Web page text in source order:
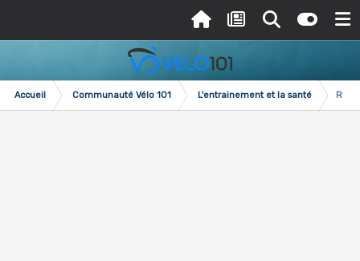
Accueil Communauté Vélo 101 L'entrainement et la santé